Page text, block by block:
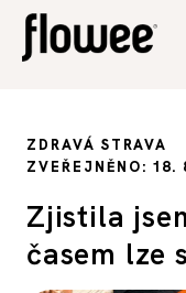
ZDRAVÁ STRAVA
ZVEŘEJNĚNO: 18.
Zjistila
časem lze